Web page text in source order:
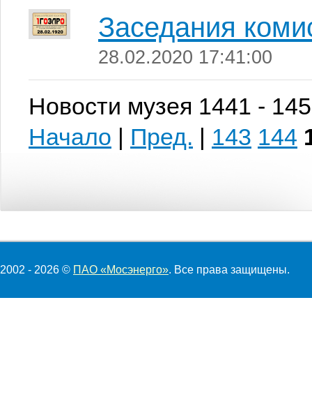
Заседания
28.02.2020 17:41:00
Новости музея 1441 -
Начало | Пред. | 143 144
2002 - 2026 © ПАО «Мосэнерго». Все права защищены.